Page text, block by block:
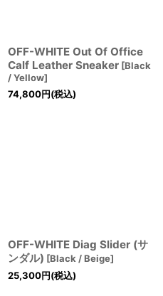
OFF-WHITE Out Of Office
Calf Leather Sneaker [Black
/ Yellow]
74,800円(税込)
OFF-WHITE Diag Slider (サ
ンダル) [Black / Beige]
25,300円(税込)